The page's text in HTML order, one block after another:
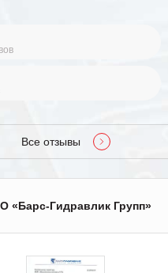
Все отзывы
«Барс-Гидравлик Групп»